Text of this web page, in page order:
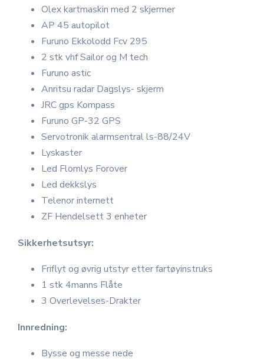
Olex kartmaskin med 2 skjermer
AP 45 autopilot
Furuno Ekkolodd Fcv 295
2 stk vhf Sailor og M tech
Furuno astic
Anritsu radar Dagslys- skjerm
JRC gps Kompass
Furuno GP-32 GPS
Servotronik alarmsentral ls-88/24V
Lyskaster
Led Flomlys Forover
Led dekkslys
Telenor internett
ZF Hendelsett 3 enheter
Sikkerhetsutsyr:
Friflyt og øvrig utstyr etter fartøyinstruks
1 stk 4manns Flåte
3 Overlevelses-Drakter
Innredning:
Bysse og messe nede